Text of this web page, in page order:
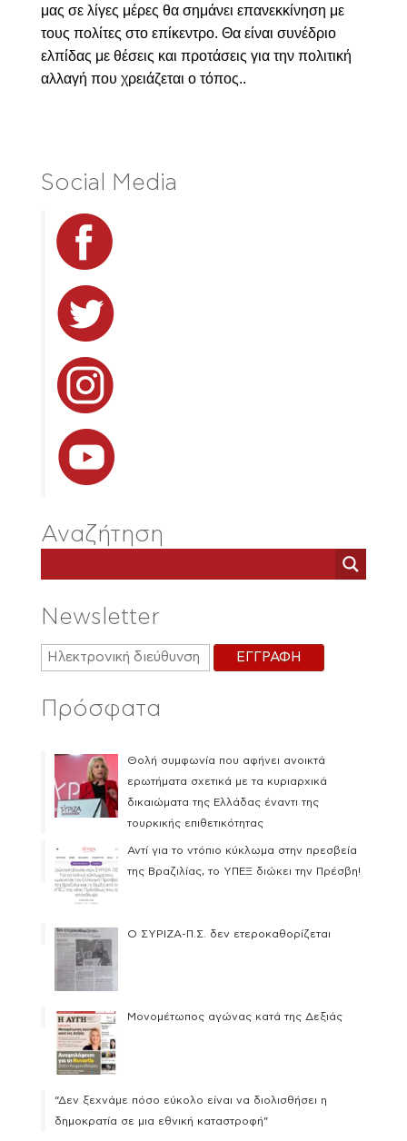
μας σε λίγες μέρες θα σημάνει επανεκκίνηση με
τους πολίτες στο επίκεντρο. Θα είναι συνέδριο
ελπίδας με θέσεις και προτάσεις για την πολιτική
αλλαγή που χρειάζεται ο τόπος..
Social Media
Αναζήτηση
Newsletter
Πρόσφατα
Θολή συμφωνία που αφήνει ανοικτά
ερωτήματα σχετικά με τα κυριαρχικά
δικαιώματα της Ελλάδας έναντι της
τουρκικής επιθετικότητας
Αντί για το ντόπιο κύκλωμα στην πρεσβεία
της Βραζιλίας, το ΥΠΕΞ διώκει την Πρέσβη!
Ο ΣΥΡΙΖΑ-Π.Σ. δεν ετεροκαθορίζεται
Μονομέτωπος αγώνας κατά της Δεξιάς
“Δεν ξεχνάμε πόσο εύκολο είναι να διολισθήσει η
δημοκρατία σε μια εθνική καταστροφή”